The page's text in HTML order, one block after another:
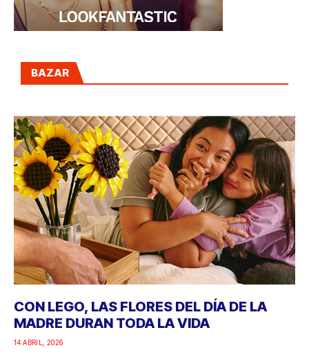
BAZAR
CON LEGO, LAS FLORES DEL DÍA DE LA
MADRE DURAN TODA LA VIDA
14 ABRIL, 2026